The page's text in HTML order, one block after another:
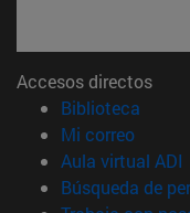
Accesos directos
Biblioteca
Mi correo(abre
Aula virtual ADI
Búsqueda de